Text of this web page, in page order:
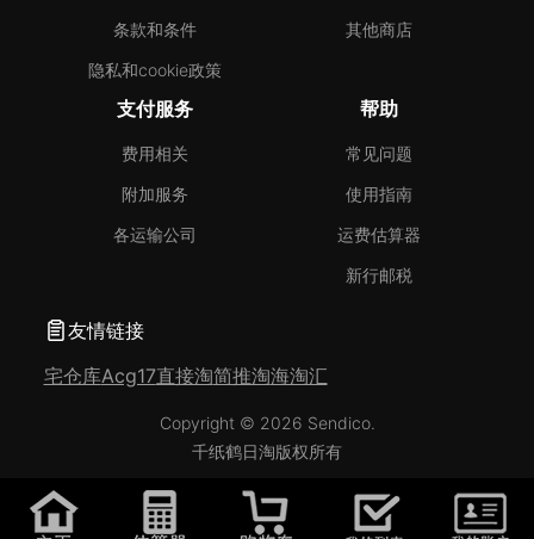
条款和条件
隐私和cookie政策
其他商店
支付服务
费用相关
附加服务
各运输公司
帮助
常见问题
使用指南
运费估算器
新行邮税
友情链接
宅仓库Acg17直接淘简推淘海淘汇
Copyright © 2026 Sendico.
千纸鹤日淘版权所有